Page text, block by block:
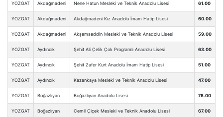
YOZGAT Akdağmadeni Nene Hatun Mesleki ve Teknik Anadolu Lisesi 61.00
YOZGAT Akdağmadeni Akdağmadeni Kız Anadolu İmam Hatip Lisesi 60.00
YOZGAT Akdağmadeni Akşemseddin Mesleki ve Teknik Anadolu Lisesi 59.00
YOZGAT Aydıncık Şehit Ali Çelik Çok Programlı Anadolu Lisesi 63.00
YOZGAT Aydıncık Şehit Zafer Kurt Anadolu İmam Hatip Lisesi 51.00
YOZGAT Aydıncık Kazankaya Mesleki ve Teknik Anadolu Lisesi 47.00
YOZGAT Boğazlıyan Boğazlıyan Anadolu Lisesi 76.00
YOZGAT Boğazlıyan Cemil Çiçek Mesleki ve Teknik Anadolu Lisesi 67.00